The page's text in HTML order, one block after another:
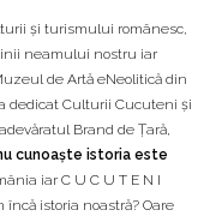
și turismului românesc,
neamului nostru iar
de Artă eNeolitică din
dedicat Culturii Cucuteni și
Brand de Țară,
cunoaște istoria este
iar C U C U T E N I
istoria noastră? Oare